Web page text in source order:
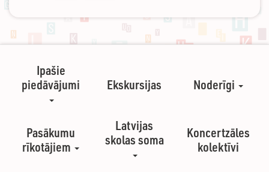
Ipašie
piedāvājumi
Ekskursijas Noderīgi
Pasākumu
rīkotājiem
Latvijas
skolas soma
Koncertzāles
kolektīvi